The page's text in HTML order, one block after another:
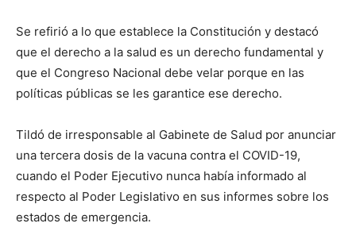
Se refirió a lo que establece la Constitución y destacó
que el derecho a la salud es un derecho fundamental y
que el Congreso Nacional debe velar porque en las
políticas públicas se les garantice ese derecho.
Tildó de irresponsable al Gabinete de Salud por anunciar
una tercera dosis de la vacuna contra el COVID-19,
cuando el Poder Ejecutivo nunca había informado al
respecto al Poder Legislativo en sus informes sobre los
estados de emergencia.